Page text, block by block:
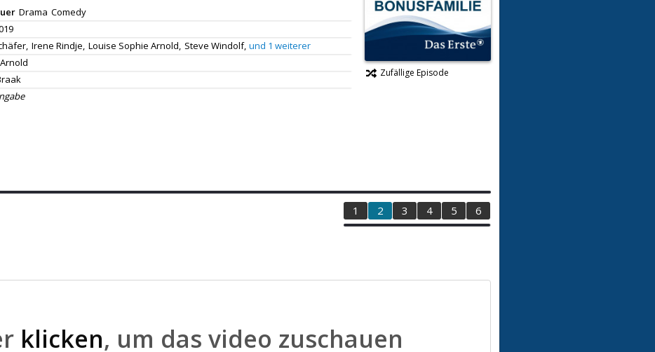
Drama Comedy
Irene Rindje, Louise Sophie Arnold, Steve Windolf, und 1 weiterer
Zufällige Episode
1 2 3 4 5
6
klicken, um das video zuschauen